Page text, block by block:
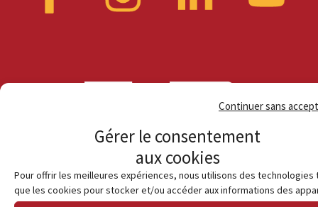
Gérer le consentement
aux cookies
Pour offrir les meilleures expériences, nous utilisons des technologies
que les cookies pour stocker et/ou accéder aux informations des
Continuer sans